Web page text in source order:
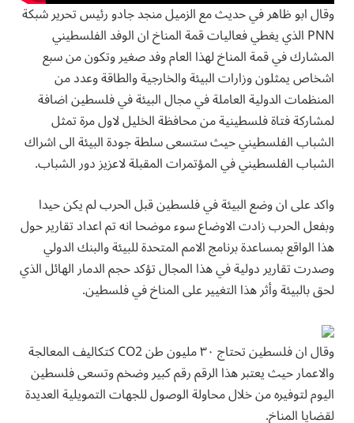
وقال ابو ظاهر في حديث مع الزميل منجد جادو رئيس تحرير شبكة
PNN الذي يغطي فعاليات قمة المناخ ان الوفد الفلسطيني
المشارك في قمة المناخ لهذا العام وفد صغير وتكون من سبع
اشخاص يمثلون وزارات البيئة والخارجية والطاقة وعدد من
المنظمات الدولية العاملة في مجال البيئة في فلسطين اضافة
لمشاركة فتاة فلسطينية من محافظة الخليل لاول مرة تمثل
الشباب الفلسطيني حيث ستسعى سلطة جودة البيئة الى اشراك
الشباب الفلسطيني في المؤتمرات المقبلة لاعزيز دور الشباب.
واكد على ان وضع البيئة في فلسطين قبل الحرب لم يكن حيدا
وبفعل الحرب زادت الاوضاع سوء موضحا انه تم اعداد تقارير حول
هذا الواقع بمساعدة برنامج الامم المتحدة للبيئة والبنك الدولي
وصدرت تقارير دولية في هذا المجال تؤكد حجم الدمار الهائل الذي
لحق بالبيئة وأثر هذا التغيير على المناخ في فلسطين.
وقال ان فلسطين تحتاج ٣٠ مليون طن CO2 كتكاليف المعالجة
والاعمار حيث يعتبر هذا الرقم رقم كبير وضخم وتسعى فلسطين
اليوم لتوفيره من خلال محاولة الوصول للجهات التمويلية العديدة
لقضايا المناخ.